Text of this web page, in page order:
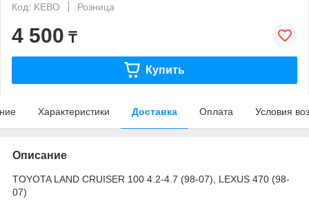
Код: KEBO
Розница
4 500 ₸
Купить
Характеристики Доставка Оплата Условия
Описание
TOYOTA LAND CRUISER 100 4.2-4.7 (98-07), LEXUS 470 (98-
07)